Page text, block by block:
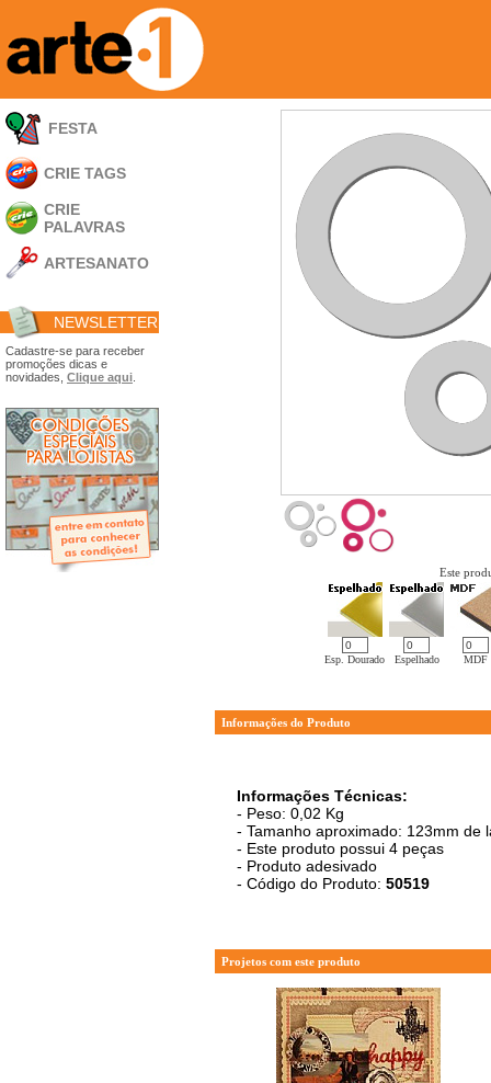
FESTA
CRIE TAGS
CRIE
PALAVRAS
ARTESANATO
Acrílico
Porta Retratos
Ferramentas
- Carimbões
- Embalagens
- Máscaras
- Espátulas
- Diversos
Álbuns
- Mini-Álbuns
- Páginas Mini
- Páginas Scrap
- Argolas
NEWSLETTER
Cadastre-se para receber
promoções dicas e
novidades, Clique aqui
Este
Esp. Dourado Espelhado MDF
Informações do Produto
Informações Técnicas:
- Peso: 0,02 Kg
- Tamanho aproximado: 123mm de
- Este produto possui 4 peças
- Produto adesivado
- Código do Produto: 50519
Projetos com este produto